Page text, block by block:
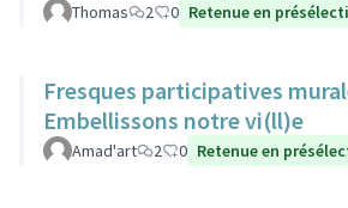
Thomas 2 0 Retenue en
Fresques participatives
Embellissons notre vi(ll)e
Amad'art 2 0 Retenue en